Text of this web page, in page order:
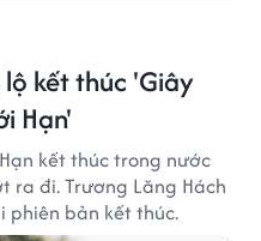
kết thúc 'Giây
Hạn'
kết thúc trong nước
ra đi. Trương Lăng Hách
phiên bản kết thúc.